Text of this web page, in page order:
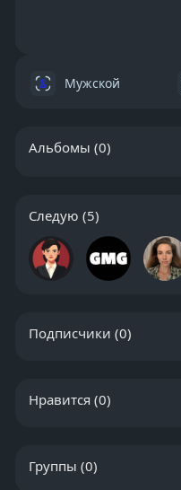
Мужской
Альбомы (0)
Следую (5)
Подписчики (0)
Нравится (0)
Группы (0)